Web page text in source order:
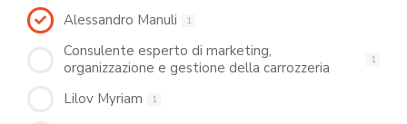
Alessandro Manuli 1
Consulente esperto di marketing,
organizzazione e gestione della carrozzeria
1
Lilov Myriam 1